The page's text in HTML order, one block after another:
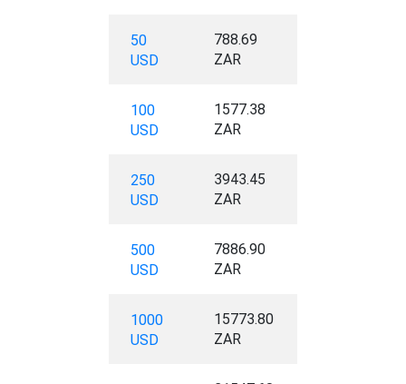
50
USD
788.69
ZAR
100
USD
1577.38
ZAR
250
USD
3943.45
ZAR
500
USD
7886.90
ZAR
1000
USD
15773.80
ZAR